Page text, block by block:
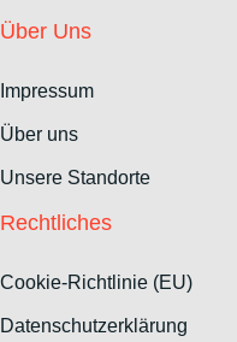
Über Uns
Impressum
Über uns
Unsere Standorte
Rechtliches
Cookie-Richtlinie (EU)
Datenschutzerklärung